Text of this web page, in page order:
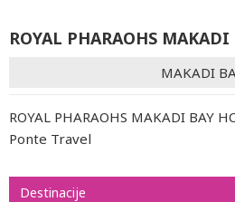
ROYAL PHARAOHS MAKADI
MAKADI
ROYAL PHARAOHS MAKADI BAY
Ponte Travel
Destinacije